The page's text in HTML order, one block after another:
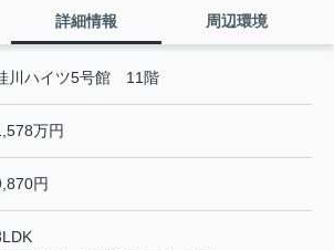
詳細情報 周辺環境
川ハイツ5号館 11階
万円
円